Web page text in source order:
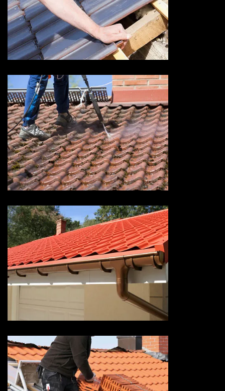
Devis fuite de toiture 73
Savoie
Devis nettoyage de toiture 73
Savoie
Devis pose de gouttière 73